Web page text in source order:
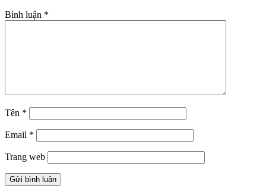
Bình luận *
Tên *
Email *
Trang web